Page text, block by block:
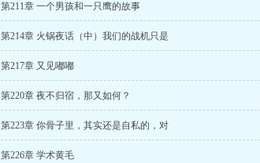
第211章 一个男孩和一只鹰的故事
第214章 火锅夜话（中）我们的战机只是
第217章 又见嘟嘟
第220章 夜不归宿，那又如何？
第223章 你骨子里，其实还是自私的，对
第226章 学术黄毛